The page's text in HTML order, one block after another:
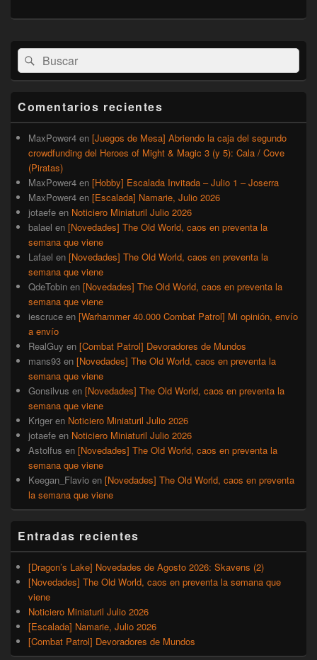
El
área
de
lateral
primaria
Buscar
por:
Buscar
Comentarios recientes
MaxPower4 en [Juegos de Mesa] Abriendo la caja del segundo
crowdfunding del Heroes of Might & Magic 3 (y 5): Cala / Cove
(Piratas)
MaxPower4 en [Hobby] Escalada Invitada – Julio 1 – Joserra
MaxPower4 en [Escalada] Namarie, Julio 2026
jotaefe en Noticiero Miniaturil Julio 2026
balael en [Novedades] The Old World, caos en preventa la
semana que viene
Lafael en [Novedades] The Old World, caos en preventa la
semana que viene
QdeTobin en [Novedades] The Old World, caos en preventa la
semana que viene
iescruce en [Warhammer 40.000 Combat Patrol] Mi opinión, envío
a envío
RealGuy en [Combat Patrol] Devoradores de Mundos
mans93 en [Novedades] The Old World, caos en preventa la
semana que viene
Gonsilvus en [Novedades] The Old World, caos en preventa la
semana que viene
Kriger en Noticiero Miniaturil Julio 2026
jotaefe en Noticiero Miniaturil Julio 2026
Astolfus en [Novedades] The Old World, caos en preventa la
semana que viene
Keegan_Flavio en [Novedades] The Old World, caos en preventa
la semana que viene
Entradas recientes
[Dragon’s Lake] Novedades de Agosto 2026: Skavens (2)
[Novedades] The Old World, caos en preventa la semana que
viene
Noticiero Miniaturil Julio 2026
[Escalada] Namarie, Julio 2026
[Combat Patrol] Devoradores de Mundos